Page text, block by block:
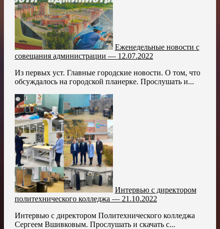
Еженедельные новости с
совещания администрации — 12.07.2022
Из первых уст. Главные городские новости. О том, что
обсуждалось на городской планерке. Прослушать и...
Интервью с директором
политехнического колледжа — 21.10.2022
Интервью с директором Политехнического колледжа
Сергеем Вшивковым. Прослушать и скачать с...